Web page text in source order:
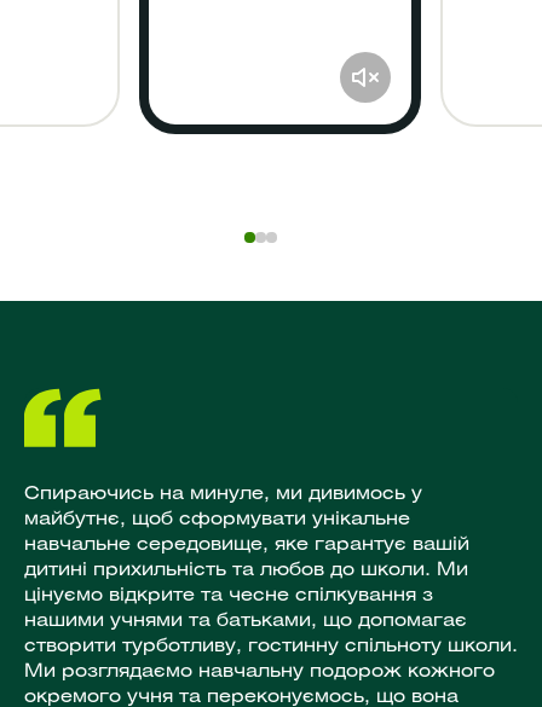
Спираючись на минуле, ми дивимось у
майбутнє, щоб сформувати унікальне
навчальне середовище, яке гарантує вашій
дитині прихильність та любов до школи. Ми
цінуємо відкрите та чесне спілкування з
нашими учнями та батьками, що допомагає
створити турботливу, гостинну спільноту школи.
Ми розглядаємо навчальну подорож кожного
окремого учня та переконуємось, що вона